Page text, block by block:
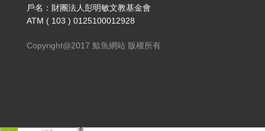
戶名：財團法人彭明敏文教基金會
ATM ( 103 ) 0125100012928
Copyright@2017 鯨魚網站 版權所有